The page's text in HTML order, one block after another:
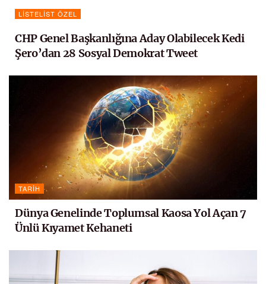
LISTELIST ÖZEL
CHP Genel Başkanlığına Aday Olabilecek Kedi
Şero’dan 28 Sosyal Demokrat Tweet
TARIH
Dünya Genelinde Toplumsal Kaosa Yol Açan 7
Ünlü Kıyamet Kehaneti